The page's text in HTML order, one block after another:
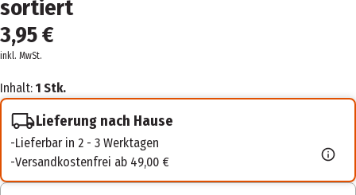
sortiert
3,95 €
inkl. MwSt.
Inhalt: 1 Stk.
Lieferung nach Hause
Lieferbar in 2 - 3 Werktagen
Versandkostenfrei ab 49,00 €